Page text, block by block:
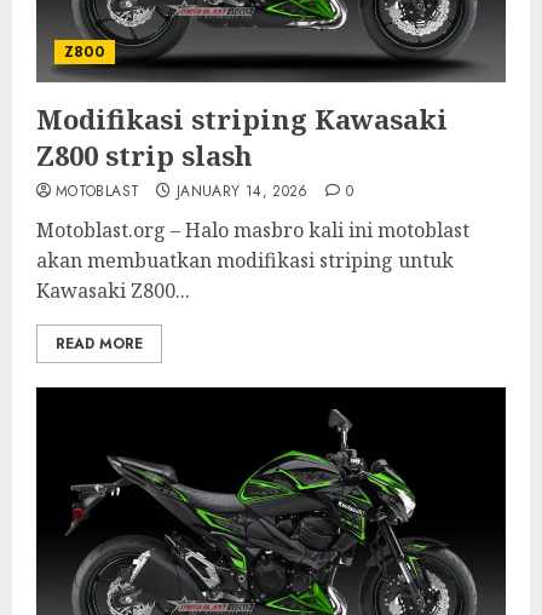
Z800
Modifikasi striping Kawasaki
Z800 strip slash
MOTOBLAST JANUARY 14, 2026 0
Motoblast.org – Halo masbro kali ini motoblast
akan membuatkan modifikasi striping untuk
Kawasaki Z800...
READ MORE